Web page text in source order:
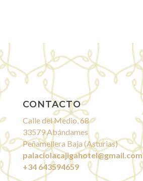
CONTACTO
Calle del Medio, 68
33579 Abándames
Peñamellera Baja (Asturias)
palaciolacajigahotel@gmail.com
+34 643594659